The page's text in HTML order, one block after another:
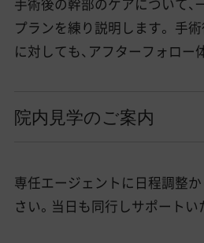
手術後の幹部のケアについて、
プランを練り説明します。 手
に対しても、アフターフォロー
院内見学のご案内
専任エージェントに日程調整
さい。当日も同行しサポートい